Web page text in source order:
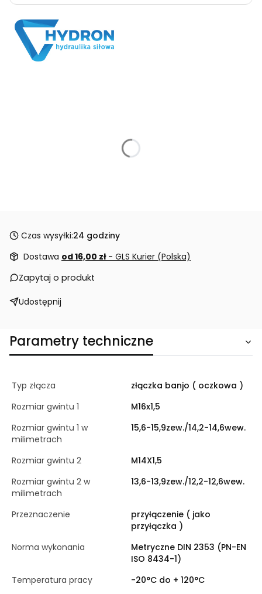
Czas wysyłki:24 godziny
Dostawa od 16,00 zł - GLS Kurier (Polska)
Zapytaj o produkt
Udostępnij
Parametry techniczne
Typ złącza
złączka banjo ( oczkowa )
Rozmiar gwintu 1
M16x1,5
Rozmiar gwintu 1 w
milimetrach
15,6-15,9zew./14,2-14,6wew.
Rozmiar gwintu 2
M14X1,5
Rozmiar gwintu 2 w
milimetrach
13,6-13,9zew./12,2-12,6wew.
Przeznaczenie
przyłączenie ( jako
przyłączka )
Norma wykonania
Metryczne DIN 2353 (PN-EN
ISO 8434-1)
Temperatura pracy
-20°C do + 120°C